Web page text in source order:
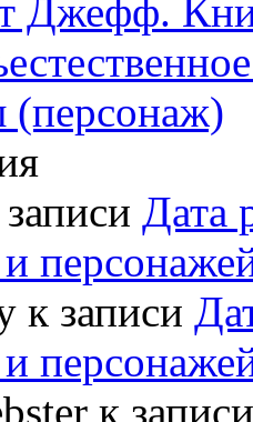
Джефф.
(персонаж)
Дата
и
к записи
и
к